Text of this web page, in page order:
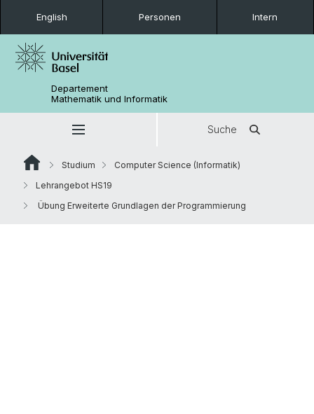
English Personen Intern
Departement
Mathematik und Informatik
Suche
Studium
Computer Science (Informatik)
Lehrangebot HS19
Übung Erweiterte Grundlagen der Programmierung